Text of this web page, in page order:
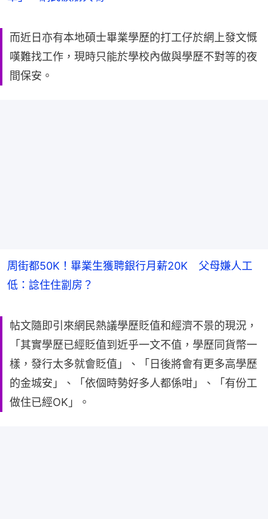
而近日亦有本地碩士畢業學歷的打工仔於網上發文慨
嘆難找工作，現時只能於學校內做與學歷不對等的夜
間保安。
周街都50K！畢業生獲聘銀行月薪20K 父母嫌人工
低：諗住住劏房？
帖文隨即引來網民熱議學歷貶值和經濟不景的現況，
「其實學歷已經貶值到近乎一文不值，學歷同貨幣一
樣，發行太多就會貶值」、「日後將會有更多高學歷
的金城安」、「依個時勢好多人都係咁」、「有份工
做住已經OK」。